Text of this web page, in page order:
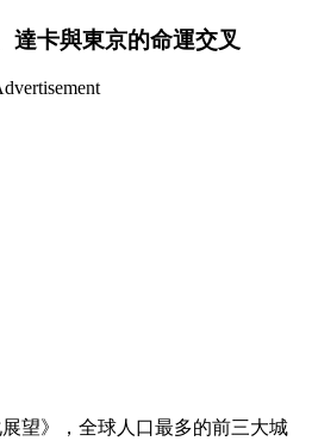
達卡與東京的命運交叉
望》，全球人口最多的前三大城